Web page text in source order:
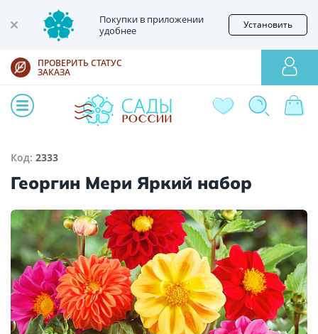
Покупки в приложении
удобнее
Установить
ПРОВЕРИТЬ СТАТУС
ЗАКАЗА
Код: 2333
Георгин Мери Яркий набор